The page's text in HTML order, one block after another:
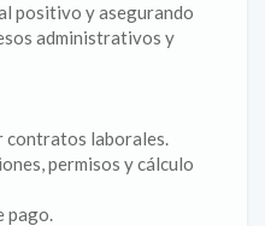
positivo y asegurando
administrativos y
contratos laborales.
permisos y cálculo
pago.